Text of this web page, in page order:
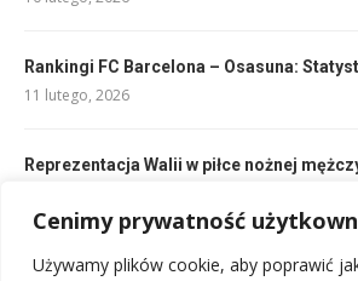
Cenimy prywatność
Używamy plików cookie, aby poprawić
Rankingi FC Barcelona – Osasuna:
11 lutego, 2026
Reprezentacja Walii w piłce nożnej
22 lutego, 2026